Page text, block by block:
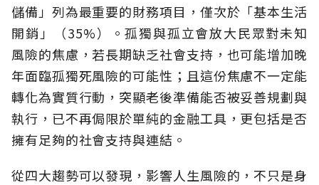
儲備」列為最重要的財務項目，僅次於「基本生活
開銷」（35%）。孤獨與孤立會放大民眾對未知
風險的焦慮，若長期缺乏社會支持，也可能增加晚
年面臨孤獨死風險的可能性；且這份焦慮不一定能
轉化為實質行動，突顯老後準備能否被妥善規劃與
執行，已不再侷限於單純的金融工具，更包括是否
擁有足夠的社會支持與連結。
從四大趨勢可以發現，影響人生風險的，不只是身